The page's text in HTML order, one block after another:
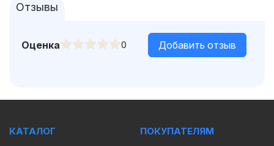
Отзывы
Оценка 0 Добавить отзыв
КАТАЛОГ
ПОКУПАТЕЛЯМ